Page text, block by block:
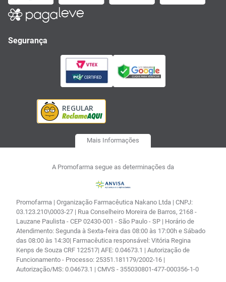
Segurança
Mais Informações
A Promofarma segue as determinações da
Promofarma | Organização Farmacêutica Nakano Ltda | CNPJ:
03.123.210\0003-27 | Rua Conselheiro Moreira de Barros, 2168 -
Lauzane Paulista - CEP 02430-001 - São Paulo - SP | Horário de
Atendimento: Segunda à Sexta-feira das 08:00 às 17:00h e Sábado
das 08:00 às 14:30| Farmacêutica responsável: Vitória Regina
Kenps de Souza CRF 122517| AFE: 0.04673.1 | Autorização de
Funcionamento - Processo: 25351.181179/2002-16 |
Autorização/MS: 0.04673.1 | CMVS - 355030801-477-000356-1-0